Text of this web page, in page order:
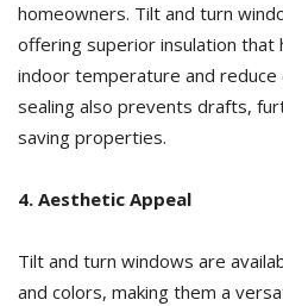
homeowners. Tilt and turn
offering superior insulation that
indoor temperature and
sealing also prevents drafts,
saving properties.
4. Aesthetic Appeal
Tilt and turn windows are
and colors, making them a